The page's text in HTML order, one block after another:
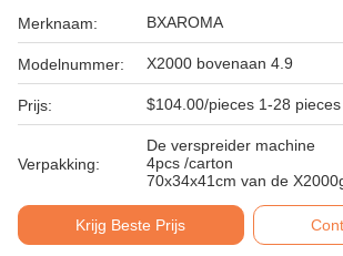
Merknaam: BXAROMA
Modelnummer: X2000 bovenaan 4.9
Prijs: $104.00/pieces 1-28 pieces
Verpakking:
De verspreider machine
4pcs /carton
70x34x41cm van de
Krijg Beste Prijs